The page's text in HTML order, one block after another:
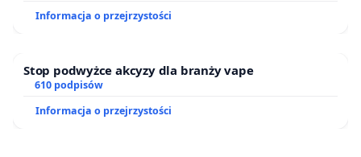
Informacja o przejrzystości
Stop podwyżce akcyzy dla branży vape
610 podpisów
Informacja o przejrzystości